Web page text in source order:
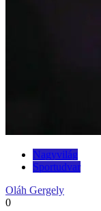
Nagyvilág
Sportudvar
Oláh Gergely
0